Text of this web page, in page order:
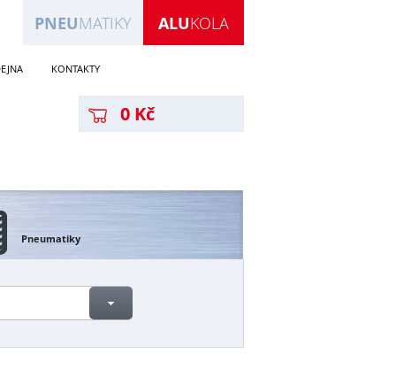
ALUKOLA
PNEUMATIKY
KONTAKTY
0 Kč
Pneumatiky